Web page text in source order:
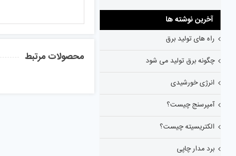
محصولات مرتبط
آخرین نوشته ها
راه های تولید برق
چگونه برق تولید می شود
انرژی خورشیدی
آمپرسنج چیست؟
الکتریسیته چیست؟
برد مدار چاپی